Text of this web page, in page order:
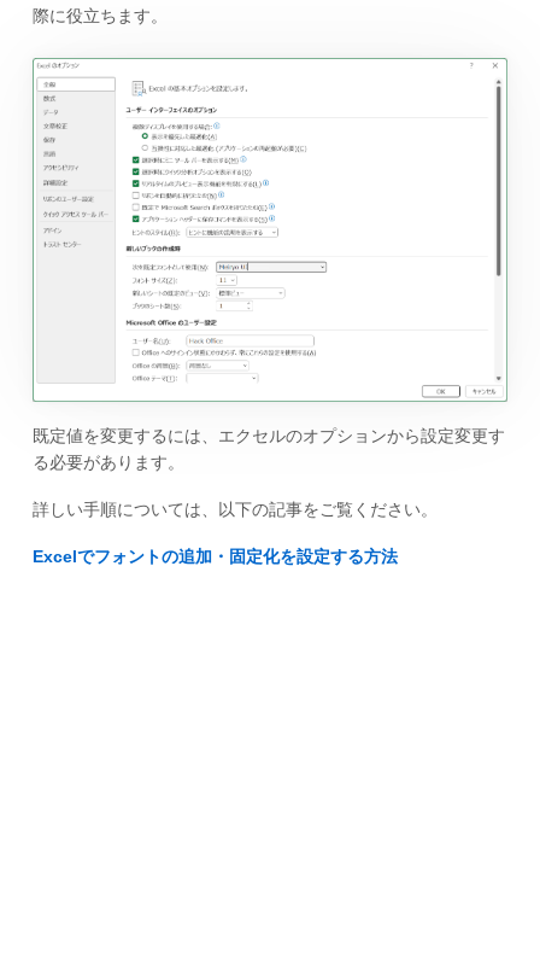
際に役立ちます。
既定値を変更するには、エクセルのオプションから設定変更す
る必要があります。
詳しい手順については、以下の記事をご覧ください。
Excelでフォントの追加・固定化を設定する方法